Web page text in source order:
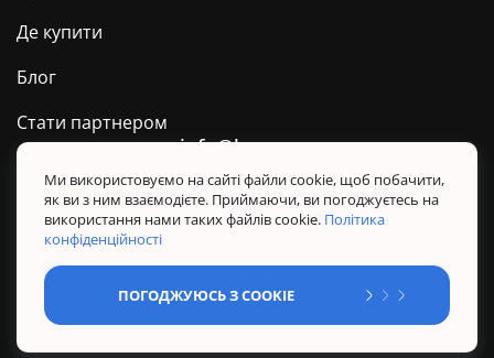
Де купити
Блог
Стати партнером
Техпідтримка ТМ BARVA
Політика конфіденційності
Правила користування сайтом
Sitemap
info@barva.ua
Ми використовуємо на сайті файли cookie, щоб побачити,
як ви з ним взаємодієте. Приймаючи, ви погоджуєтесь на
використання нами таких файлів cookie. Політика
конфіденційності
ПОГОДЖУЮСЬ З COOKIE